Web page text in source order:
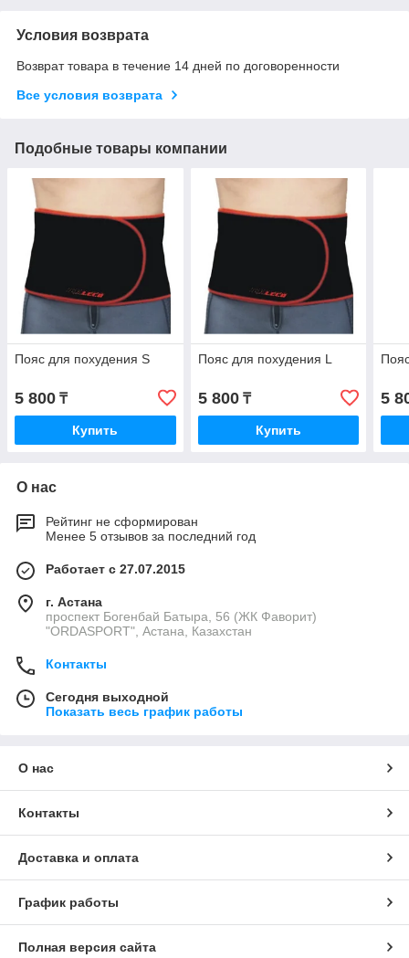
Условия возврата
Возврат товара в течение 14 дней по договоренности
Все условия возврата
Подобные товары компании
Пояс для похудения S
5 800 ₸
Купить
Пояс для похудения L
5 800₸
Купить
5
О нас
Рейтинг не сформирован
Менее 5 отзывов за последний год
Работает с 27.07.2015
г. Астана
проспект Богенбай Батыра, 56 (ЖК Фаворит)
"ORDASPORT", Астана, Казахстан
Контакты
Сегодня выходной
Показать весь график работы
О нас
Контакты
Доставка и оплата
График работы
Полная версия сайта